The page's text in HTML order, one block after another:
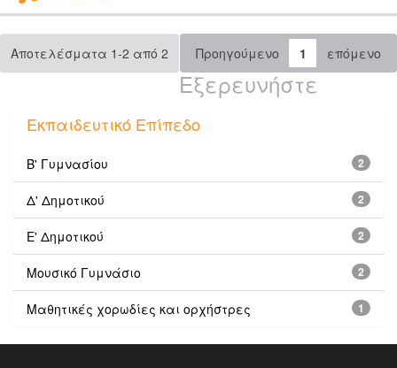
Αποτελέσματα 1-2 από 2 Προηγούμενο 1 επόμενο
Εξερευνήστε
Εκπαιδευτικό Επίπεδο
2
Β' Γυμνασίου
2
Δ' Δημοτικού
2
Ε' Δημοτικού
2
Μουσικό Γυμνάσιο
1
Μαθητικές χορωδίες και ορχήστρες